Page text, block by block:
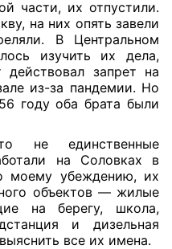
части, их отпустили.
на них опять завели
В Центральном
изучить их дела,
запрет на
из-за пандемии. Но
году оба брата были
не единственные
на Соловках в
моему убеждению, их
объектов — жилые
на берегу, школа,
и дизельная
все их имена.